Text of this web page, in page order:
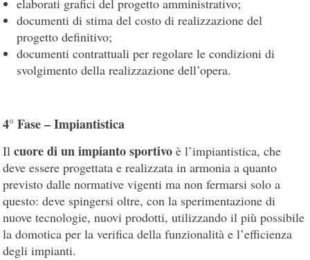
elaborati grafici del progetto amministrativo;
documenti di stima del costo di realizzazione del
progetto definitivo;
documenti contrattuali per regolare le condizioni di
svolgimento della realizzazione dell’opera.
4° Fase – Impiantistica
Ilcuore di un impianto sportivo è l’impiantistica, che
deve essere progettata e realizzata in armonia a quanto
previsto dalle normative vigenti ma non fermarsi solo a
questo: deve spingersi oltre, con la sperimentazione di
nuove tecnologie, nuovi prodotti, utilizzando il più possibile
la domotica per la verifica della funzionalità e l’efficienza
degli impianti.